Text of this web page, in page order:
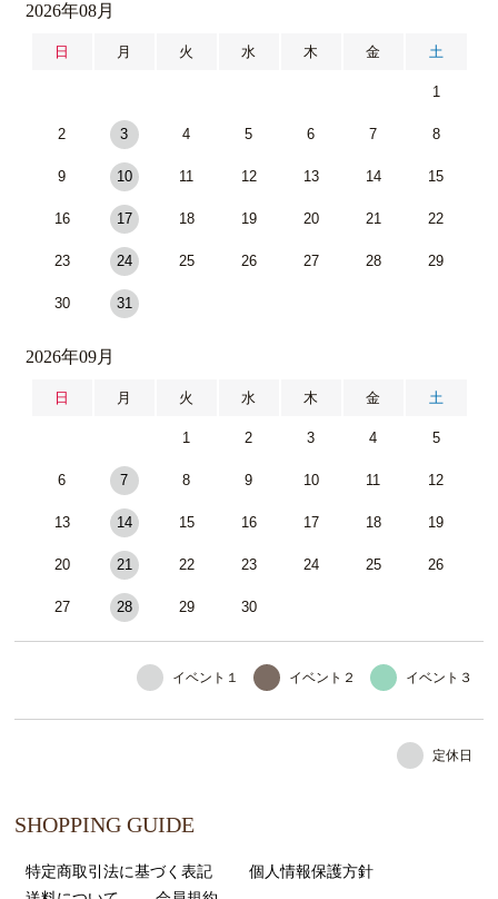
2026年08月
日 月 火 水 木 金 土
1
2 3 4 5 6 7 8
9 10 11 12 13 14 15
16 17 18 19 20 21 22
23 24 25 26 27 28 29
30 31
2026年09月
日 月 火 水 木 金 土
1 2 3 4 5
6 7 8 9 10 11 12
13 14 15 16 17 18 19
20 21 22 23 24 25 26
27 28 29 30
イベント１ イベント２ イベント３
定休日
SHOPPING GUIDE
特定商取引法に基づく表記
個人情報保護方針